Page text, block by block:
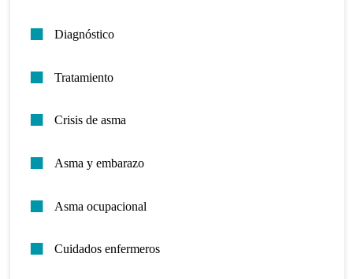
Diagnóstico
Tratamiento
Crisis de asma
Asma y embarazo
Asma ocupacional
Cuidados enfermeros